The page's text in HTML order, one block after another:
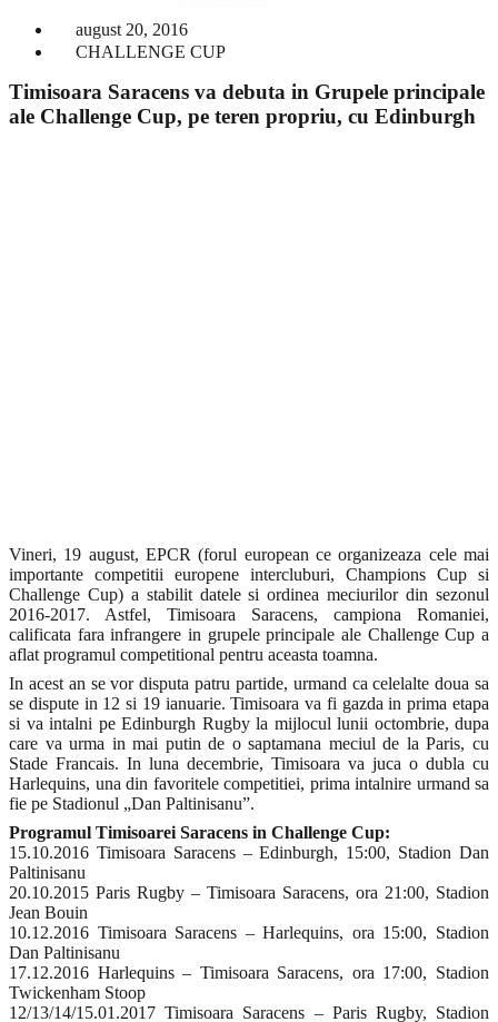
august 20, 2016
CHALLENGE CUP
Timisoara Saracens va debuta in Grupele principale
ale Challenge Cup, pe teren propriu, cu Edinburgh
Vineri, 19 august, EPCR (forul european ce organizeaza cele mai
importante competitii europene intercluburi, Champions Cup si
Challenge Cup) a stabilit datele si ordinea meciurilor din sezonul
2016-2017. Astfel, Timisoara Saracens, campiona Romaniei,
calificata fara infrangere in grupele principale ale Challenge Cup a
aflat programul competitional pentru aceasta toamna.
In acest an se vor disputa patru partide, urmand ca celelalte doua sa
se dispute in 12 si 19 ianuarie. Timisoara va fi gazda in prima etapa
si va intalni pe Edinburgh Rugby la mijlocul lunii octombrie, dupa
care va urma in mai putin de o saptamana meciul de la Paris, cu
Stade Francais. In luna decembrie, Timisoara va juca o dubla cu
Harlequins, una din favoritele competitiei, prima intalnire urmand sa
fie pe Stadionul „Dan Paltinisanu”.
Programul Timisoarei Saracens in Challenge Cup:
15.10.2016 Timisoara Saracens – Edinburgh, 15:00, Stadion Dan
Paltinisanu
20.10.2015 Paris Rugby – Timisoara Saracens, ora 21:00, Stadion
Jean Bouin
10.12.2016 Timisoara Saracens – Harlequins, ora 15:00, Stadion
Dan Paltinisanu
17.12.2016 Harlequins – Timisoara Saracens, ora 17:00, Stadion
Twickenham Stoop
12/13/14/15.01.2017 Timisoara Saracens – Paris Rugby, Stadion